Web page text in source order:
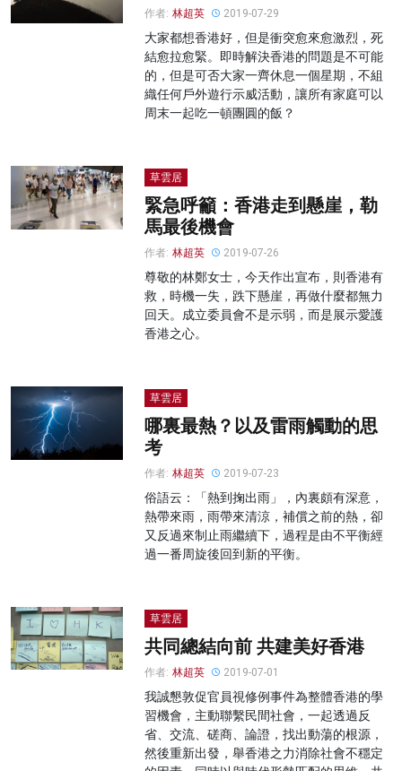
作者: 林超英 2019-07-29
大家都想香港好，但是衝突愈來愈激烈，死
結愈拉愈緊。即時解決香港的問題是不可能
的，但是可否大家一齊休息一個星期，不組
織任何戶外遊行示威活動，讓所有家庭可以
周末一起吃一頓團圓的飯？
草雲居
緊急呼籲：香港走到懸崖，勒
馬最後機會
作者: 林超英 2019-07-26
尊敬的林鄭女士，今天作出宣布，則香港有
救，時機一失，跌下懸崖，再做什麼都無力
回天。成立委員會不是示弱，而是展示愛護
香港之心。
草雲居
哪裏最熱？以及雷雨觸動的思
考
作者: 林超英 2019-07-23
俗語云：「熱到掬出雨」，內裏頗有深意，
熱帶來雨，雨帶來清涼，補償之前的熱，卻
又反過來制止雨繼續下，過程是由不平衡經
過一番周旋後回到新的平衡。
草雲居
共同總結向前 共建美好香港
作者: 林超英 2019-07-01
我誠懇敦促官員視修例事件為整體香港的學
習機會，主動聯繫民間社會，一起透過反
省、交流、磋商、論證，找出動蕩的根源，
然後重新出發，舉香港之力消除社會不穩定